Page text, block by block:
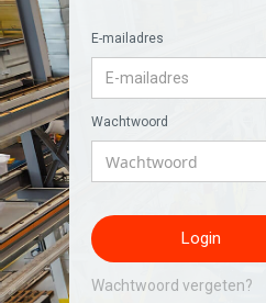
E-mailadres
Wachtwoord
Wachtwoord vergeten?